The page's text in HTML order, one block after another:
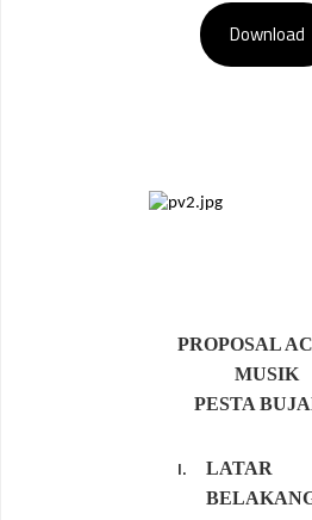
Download